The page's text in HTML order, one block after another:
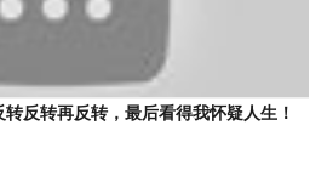
转反转再反转，最后看得我怀疑人生！